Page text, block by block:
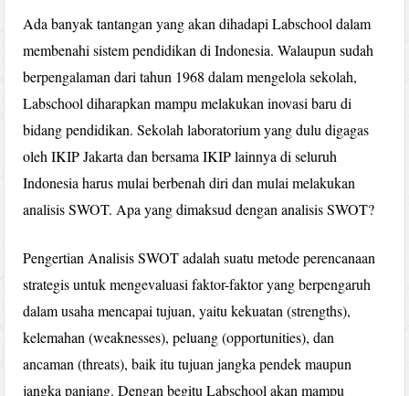
Ada banyak tantangan yang akan dihadapi Labschool dalam
membenahi sistem pendidikan di Indonesia. Walaupun sudah
berpengalaman dari tahun 1968 dalam mengelola sekolah,
Labschool diharapkan mampu melakukan inovasi baru di
bidang pendidikan. Sekolah laboratorium yang dulu digagas
oleh IKIP Jakarta dan bersama IKIP lainnya di seluruh
Indonesia harus mulai berbenah diri dan mulai melakukan
analisis SWOT. Apa yang dimaksud dengan analisis SWOT?
Pengertian Analisis SWOT adalah suatu metode perencanaan
strategis untuk mengevaluasi faktor-faktor yang berpengaruh
dalam usaha mencapai tujuan, yaitu kekuatan (strengths),
kelemahan (weaknesses), peluang (opportunities), dan
ancaman (threats), baik itu tujuan jangka pendek maupun
jangka panjang. Dengan begitu Labschool akan mampu